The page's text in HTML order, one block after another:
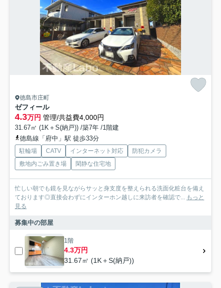
徳島市庄町
ゼフィール
4.3万円 管理/共益費4,000円
31.67㎡ (1K＋S(納戸)) /築7年 /1階建
徳島線「府中」駅 徒歩33分
駐輪場 CATV インターネット対応
防犯カメラ
敷地内ごみ置き場
閑静な住宅地
忙しい朝でも鏡を見ながらサッと身支度を整えられる洗面化粧台を備え
ております◎直接会わずにインターホン越しに来訪者を確認で... もっと
見る
募集中の部屋
1階
4.3万円
31.67㎡ (1K＋S(納戸))